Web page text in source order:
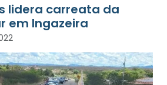
lidera carreata da
em Ingazeira